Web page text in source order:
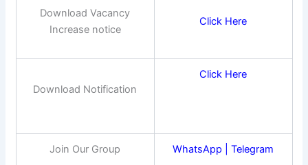
Download Vacancy
Increase notice
Click Here
Download Notification
Click Here
Join Our Group WhatsApp Telegram